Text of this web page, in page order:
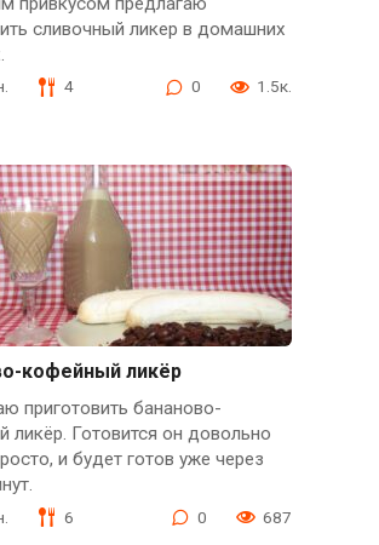
сливочный ликер в домашних
4 0 1.5к.
кофейный ликёр
приготовить бананово-
ликёр. Готовится он довольно
и будет готов уже через
6 0 687